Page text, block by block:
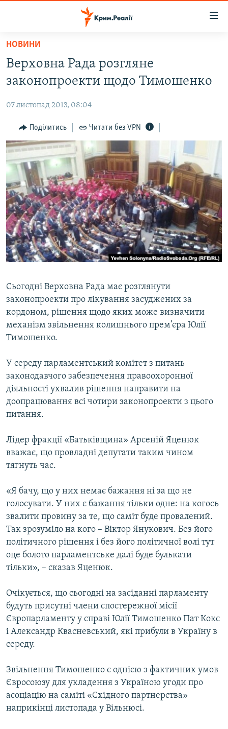
Перейти
основного
матеріалу
до
навігації
Перейти
до
пошуку
ВОДА.КРИМ
ВІДЕО ТА ФОТО
ПОЛІТИКА
БЛОГИ
ПОГЛЯД
ІНТЕРВ'Ю
ВСЕ ЗА ДЕНЬ
СПЕЦПРОЕКТИ
ДЕПОРТАЦІЯ
ВІДЕОУРОКИ «ELIFBE»
СВІДЧЕННЯ ОКУПАЦІЇ
ІНФОГРАФІКА
ЯК ОБІЙТИ БЛОКУВАННЯ
Русский
Qırımtatar
ДОЛУЧАЙСЯ!
Усі сайти RFE/RL
НОВИНИ
Верховна Рада розгляне
законопроекти щодо Тимошенко
07 листопад 2013, 08:04
Поділитись Читати без VPN
Сьогодні Верховна Рада має розглянути
законопроекти про лікування засуджених за
кордоном, рішення щодо яких може визначити
механізм звільнення колишнього прем’єра Юлії
Тимошенко.
У середу парламентський комітет з питань
законодавчого забезпечення правоохоронної
діяльності ухвалив рішення направити на
доопрацювання всі чотири законопроекти з цього
питання.
Лідер фракції «Батьківщина» Арсеній Яценюк
вважає, що провладні депутати таким чином
тягнуть час.
«Я бачу, що у них немає бажання ні за що не
голосувати. У них є бажання тільки одне: на когось
звалити провину за те, що саміт буде провалений.
Так зрозуміло на кого – Віктор Янукович. Без його
політичного рішення і без його політичної волі тут
оце болото парламентське далі буде булькати
тільки», – сказав Яценюк.
Очікується, що сьогодні на засіданні парламенту
будуть присутні члени спостережної місії
Європарламенту у справі Юлії Тимошенко Пат Кокс
і Александр Квасневський, які прибули в Україну в
середу.
Звільнення Тимошенко є однією з фактичних умов
Євросоюзу для укладення з Україною угоди про
асоціацію на саміті «Східного партнерства»
наприкінці листопада у Вільнюсі.